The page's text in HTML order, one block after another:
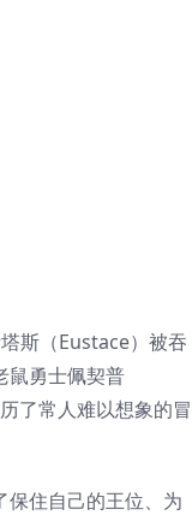
斯（Eustace）被吞
鼠勇士佩契普
了常人难以想象的冒
保住自己的王位、为